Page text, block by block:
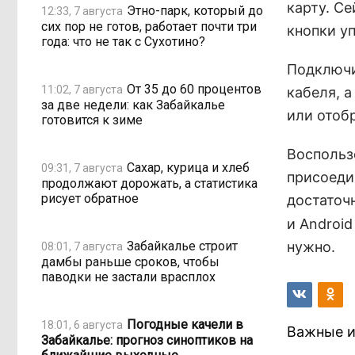
12:33, 7 августа Этно-парк, который до
сих пор не готов, работает почти три
года: что не так с Сухотино?
11:02, 7 августа От 35 до 60 процентов
за две недели: как Забайкалье
готовится к зиме
09:31, 7 августа Сахар, курица и хлеб
продолжают дорожать, а статистика
рисует обратное
08:01, 7 августа Забайкалье строит
дамбы раньше сроков, чтобы
паводки не застали врасплох
18:01, 6 августа Погодные качели в
Забайкалье: прогноз синоптиков на
карту.
кнопки
кабеля,
или
и
нужно.
Важные